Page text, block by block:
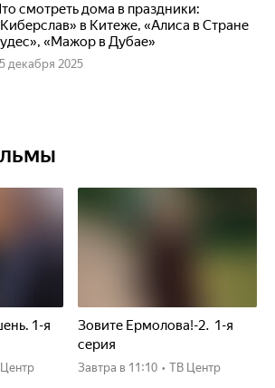
смотреть дома в праздники:
в Китеже, «Алиса в Стране
«Мажор в Дубае»
декабря 2025
1-я
Зовите Ермолова!-2. 1-я
серия
Завтра в 11:10 • ТВ Центр